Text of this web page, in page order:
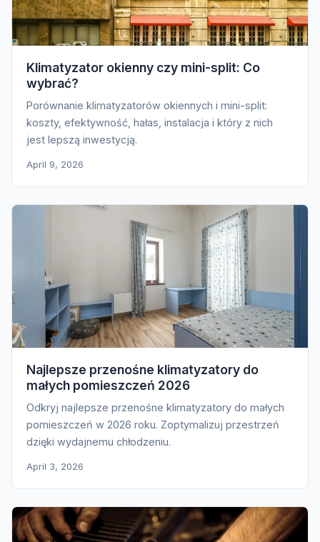
Klimatyzator okienny czy mini-split: Co
wybrać?
Porównanie klimatyzatorów okiennych i mini-split:
koszty, efektywność, hałas, instalacja i który z nich
jest lepszą inwestycją.
April 9, 2026
Najlepsze przenośne klimatyzatory do
małych pomieszczeń 2026
Odkryj najlepsze przenośne klimatyzatory do małych
pomieszczeń w 2026 roku. Zoptymalizuj przestrzeń
dzięki wydajnemu chłodzeniu.
April 3, 2026